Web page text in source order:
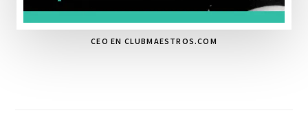
CEO EN CLUBMAESTROS.COM